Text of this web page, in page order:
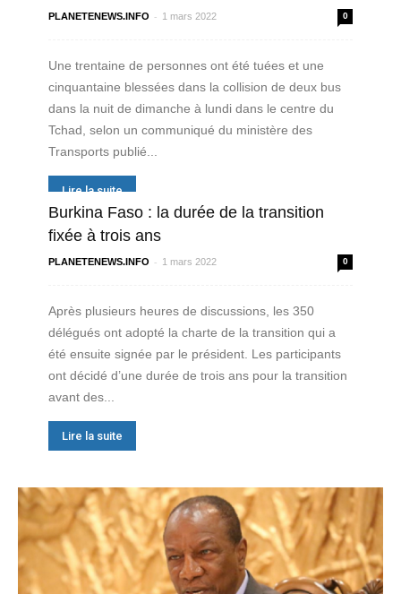
PLANETENEWS.INFO - 1 mars 2022 0
Une trentaine de personnes ont été tuées et une
cinquantaine blessées dans la collision de deux bus
dans la nuit de dimanche à lundi dans le centre du
Tchad, selon un communiqué du ministère des
Transports publié...
Lire la suite
Burkina Faso : la durée de la transition
fixée à trois ans
PLANETENEWS.INFO - 1 mars 2022 0
Après plusieurs heures de discussions, les 350
délégués ont adopté la charte de la transition qui a
été ensuite signée par le président. Les participants
ont décidé d’une durée de trois ans pour la transition
avant des...
Lire la suite